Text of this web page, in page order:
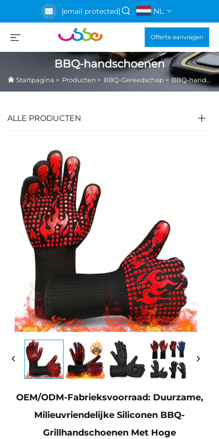
[email protected] NL
Offerte aanvragen
BBQ-handschoenen
Startpagina > Producten > BBQ-Gereedschap >BBQ-handschoenen
ALLE PRODUCTEN
OEM/ODM-Fabrieksvoorraad: Duurzame,
Milieuvriendelijke Siliconen BBQ-
Grillhandschoenen Met Hoge